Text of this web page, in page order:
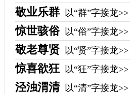
敬业乐群 以“群”字接龙>>
惊世骇俗 以“俗”字接龙>>
敬老尊贤 以“贤”字接龙>>
惊喜欲狂 以“狂”字接龙>>
泾浊渭清 以“清”字接龙>>